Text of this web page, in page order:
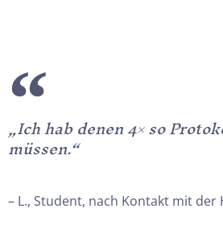
„Ich hab denen 4× so
müssen.“
– L., Student, nach Kontakt mit der